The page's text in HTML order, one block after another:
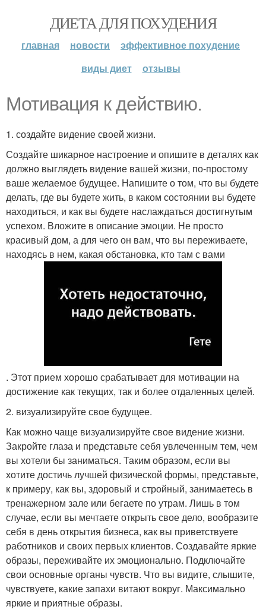
ДИЕТА ДЛЯ ПОХУДЕНИЯ
главная новости
эффективное похудение
виды диет
отзывы
Мотивация к действию.
1. создайте видение своей жизни.
Создайте шикарное настроение и опишите в деталях как
должно выглядеть видение вашей жизни, по-простому
ваше желаемое будущее. Напишите о том, что вы будете
делать, где вы будете жить, в каком состоянии вы будете
находиться, и как вы будете наслаждаться достигнутым
успехом. Вложите в описание эмоции. Не просто
красивый дом, а для чего он вам, что вы переживаете,
находясь в нем, какая обстановка, кто там с вами
. Этот прием хорошо срабатывает для мотивации на
достижение как текущих, так и более отдаленных целей.
2. визуализируйте свое будущее.
Как можно чаще визуализируйте свое видение жизни.
Закройте глаза и представьте себя увлеченным тем, чем
вы хотели бы заниматься. Таким образом, если вы
хотите достичь лучшей физической формы, представьте,
к примеру, как вы, здоровый и стройный, занимаетесь в
тренажерном зале или бегаете по утрам. Лишь в том
случае, если вы мечтаете открыть свое дело, вообразите
себя в день открытия бизнеса, как вы приветствуете
работников и своих первых клиентов. Создавайте яркие
образы, переживайте их эмоционально. Подключайте
свои основные органы чувств. Что вы видите, слышите,
чувствуете, какие запахи витают вокруг. Максимально
яркие и приятные образы.